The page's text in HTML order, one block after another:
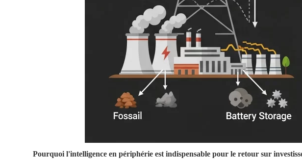
Pourquoi l'intelligence en périphérie est indispensable pour le retour sur